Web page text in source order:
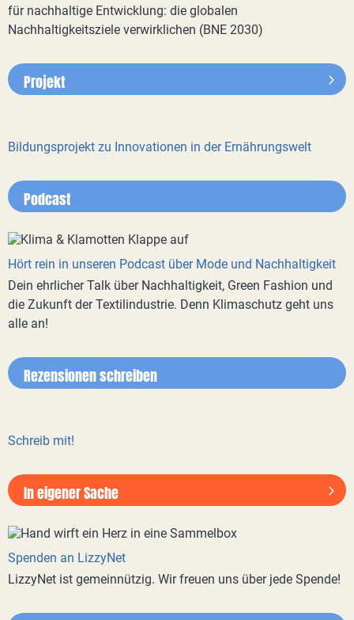
für nachhaltige Entwicklung: die globalen
Nachhaltigkeitsziele verwirklichen (BNE 2030)
Projekt
Bildungsprojekt zu Innovationen in der Ernährungswelt
Podcast
Hört rein in unseren Podcast über Mode und Nachhaltigkeit
Dein ehrlicher Talk über Nachhaltigkeit, Green Fashion und
die Zukunft der Textilindustrie. Denn Klimaschutz geht uns
alle an!
Rezensionen schreiben
Schreib mit!
In eigener Sache
Spenden an LizzyNet
LizzyNet ist gemeinnützig. Wir freuen uns über jede Spende!